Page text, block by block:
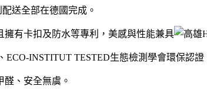
送全部在德國完成。
有卡扣及防水等專利，美感與性能兼具
INSTITUT TESTED⽣態檢測學會環保認證
、安全無虞。